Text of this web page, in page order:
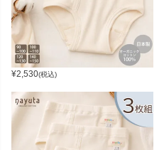
¥2,530(税込)